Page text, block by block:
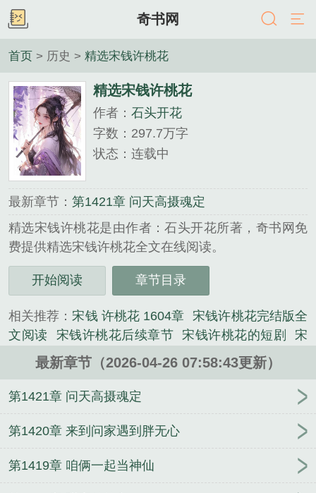
奇书网
首页 > 历史 > 精选宋钱许桃花
精选宋钱许桃花
作者： 石头开花
字数：297.7万字
状态：连载中
最新章节： 第1421章 问天高摄魂定
精选宋钱许桃花是由作者：石头开花所著，奇书网免
费提供精选宋钱许桃花全文在线阅读。
三秒记住本站：奇书网 网址：www.7cbook.cc...
《精选宋钱许桃花》是石头开花精心创作的历史类小
开始阅读 章节目录
相关推荐：宋钱 许桃花 1604章
宋钱许桃花完结版全
文阅读
宋钱许桃花后续章节 宋钱许桃花的短剧
宋
钱许桃花1861章
宋钱 许桃花 1602章
宋钱许桃花短
剧最新集
宋钱许桃花演员表
宋钱许桃花电视剧免费
观看
宋钱许桃花结局是什么
宋钱 许桃花 1590章
花扮演者是谁 宋钱 许桃花 1616章
宋钱 许桃花
最新章节（2026-04-26 07:58:43更新）
第1421章 问天高摄魂定
第1420章 来到问家遇到胖无心
第1419章 咱俩一起当神仙